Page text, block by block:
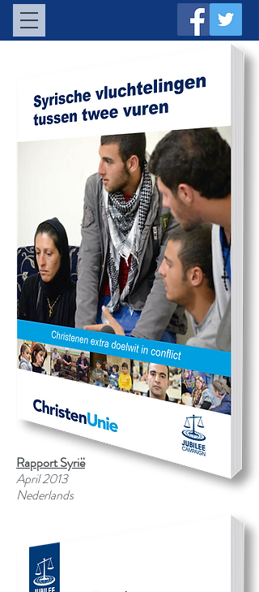
Rapport Syrië
April 2013
Nederlands